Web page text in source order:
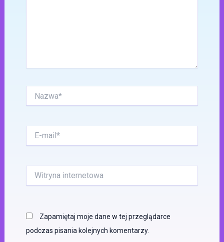
mail*
internetowa
Zapamiętaj moje dane w tej przeglądarce
podczas pisania kolejnych komentarzy.